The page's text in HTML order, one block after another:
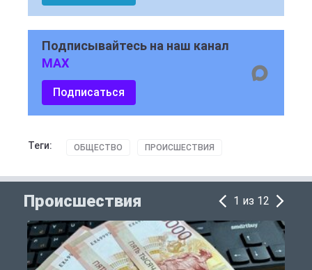
Подписывайтесь на наш канал
MAX
Подписаться
Теги: ОБЩЕСТВО ПРОИСШЕСТВИЯ
Происшествия 1 из 12